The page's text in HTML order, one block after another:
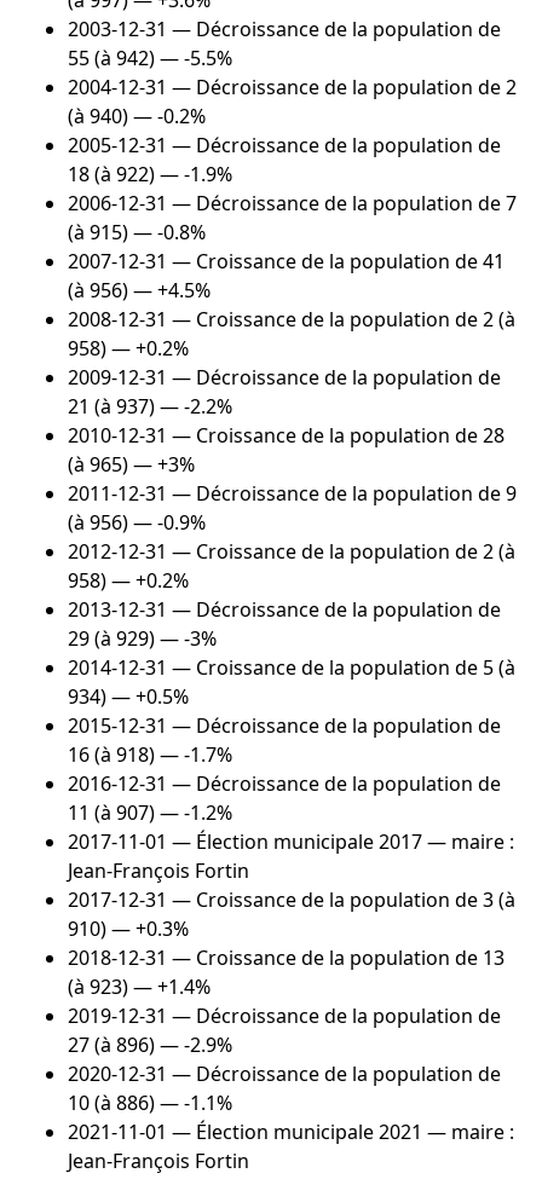
2003-12-31 — Décroissance de la population de
55 (à 942) — -5.5%
2004-12-31 — Décroissance de la population de 2
(à 940) — -0.2%
2005-12-31 — Décroissance de la population de
18 (à 922) — -1.9%
2006-12-31 — Décroissance de la population de 7
(à 915) — -0.8%
2007-12-31 — Croissance de la population de 41
(à 956) — +4.5%
2008-12-31 — Croissance de la population de 2 (à
958) — +0.2%
2009-12-31 — Décroissance de la population de
21 (à 937) — -2.2%
2010-12-31 — Croissance de la population de 28
(à 965) — +3%
2011-12-31 — Décroissance de la population de 9
(à 956) — -0.9%
2012-12-31 — Croissance de la population de 2 (à
958) — +0.2%
2013-12-31 — Décroissance de la population de
29 (à 929) — -3%
2014-12-31 — Croissance de la population de 5 (à
934) — +0.5%
2015-12-31 — Décroissance de la population de
16 (à 918) — -1.7%
2016-12-31 — Décroissance de la population de
11 (à 907) — -1.2%
2017-11-01 — Élection municipale 2017 — maire :
Jean-François Fortin
2017-12-31 — Croissance de la population de 3 (à
910) — +0.3%
2018-12-31 — Croissance de la population de 13
(à 923) — +1.4%
2019-12-31 — Décroissance de la population de
27 (à 896) — -2.9%
2020-12-31 — Décroissance de la population de
10 (à 886) — -1.1%
2021-11-01 — Élection municipale 2021 — maire :
Jean-François Fortin